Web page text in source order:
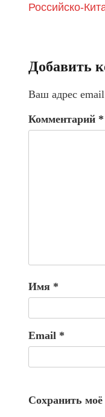
Российско-
Добавить
Ваш адрес
Комментарий *
Имя *
Email *
Сохранить